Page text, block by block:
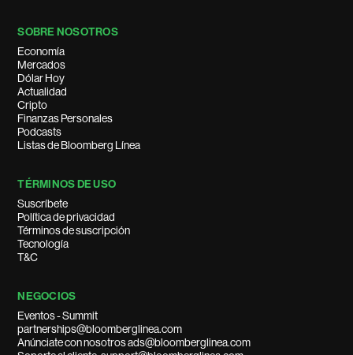
SOBRE NOSOTROS
Economía
Mercados
Dólar Hoy
Actualidad
Cripto
Finanzas Personales
Podcasts
Listas de Bloomberg Línea
TÉRMINOS DE USO
Suscríbete
Política de privacidad
Términos de suscripción
Tecnología
T&C
NEGOCIOS
Eventos - Summit
partnerships@bloomberglinea.com
Anúnciate con nosotros ads@bloomberglinea.com